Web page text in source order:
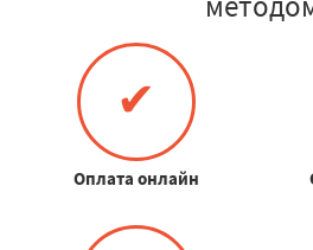
✔
Оплата онлайн